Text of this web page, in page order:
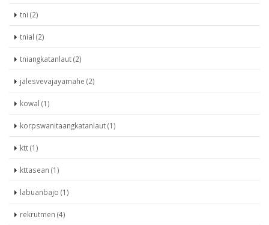
tni (2)
tnial (2)
tniangkatanlaut (2)
jalesvevajayamahe (2)
kowal (1)
korpswanitaangkatanlaut (1)
ktt (1)
kttasean (1)
labuanbajo (1)
rekrutmen (4)